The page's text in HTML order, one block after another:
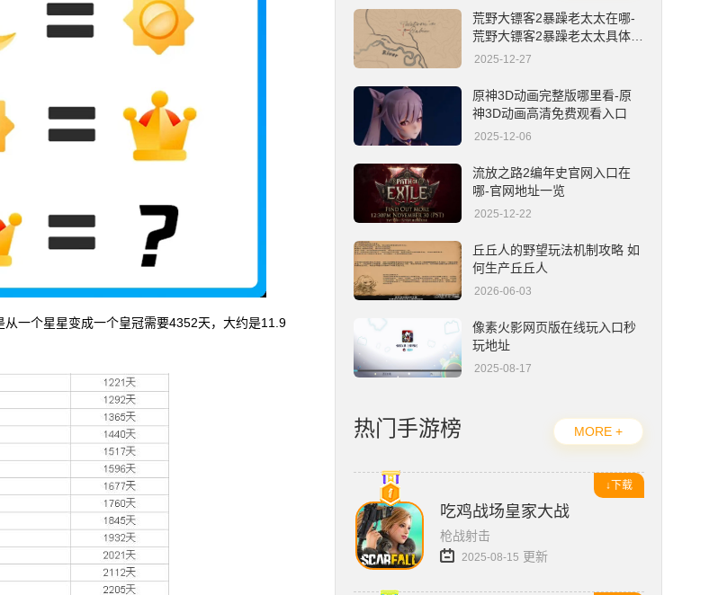
一个星星变成一个皇冠需要4352天，大约是11.9
大麦怎么抢票成功率高？
荒野大镖客2暴躁老太太在哪-
荒野大镖客2暴躁老太太具体位
置详解
2025-12-27
原神3D动画完整版哪里看-原
神3D动画高清免费观看入口
2025-12-06
流放之路2编年史官网入口在
哪-官网地址一览
2025-12-22
丘丘人的野望玩法机制攻略 如
何生产丘丘人
2026-06-03
像素火影网页版在线玩入口秒
玩地址
2025-08-17
热门手游榜 MORE +
↓下载
吃鸡战场皇家大战
枪战射击
2025-08-15 更新